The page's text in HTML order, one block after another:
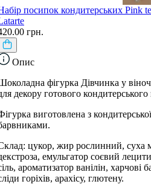
посипок кондитерських Pink
грн.
Опис
фігурка Дівчинка у
декору готового кондитерського
виготовлена ​​з
цукор, жир рослинний, суха
емульгатор соєвий
ароматизатор ванілін,
горіхів, арахісу, глютену.